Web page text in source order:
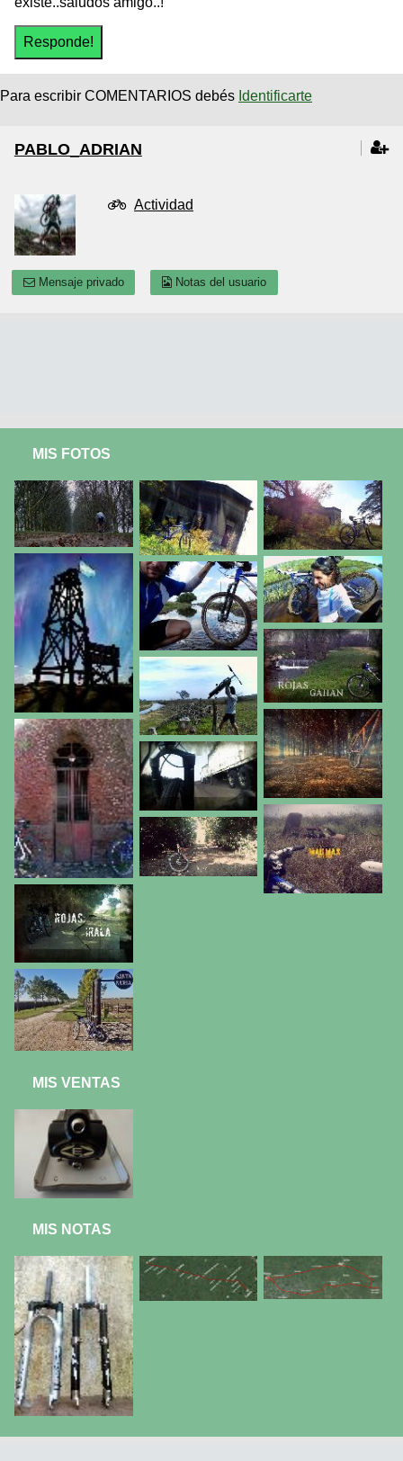
Para escribir COMENTARIOS debés Identificarte
PABLO_ADRIAN
Actividad
Mensaje privado Notas del usuario
MIS FOTOS
MIS VENTAS
MIS NOTAS